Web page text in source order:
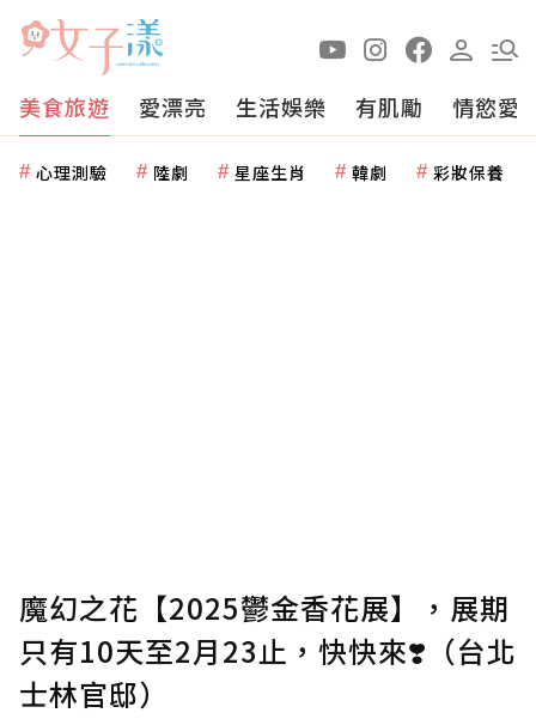
美食旅遊 愛漂亮 生活娛樂 有肌勵 情慾愛
心理測驗 陸劇 星座生肖 韓劇 彩妝保養
魔幻之花【2025鬱金香花展】，展期
只有10天至2月23止，快快來❣️（台北
士林官邸）